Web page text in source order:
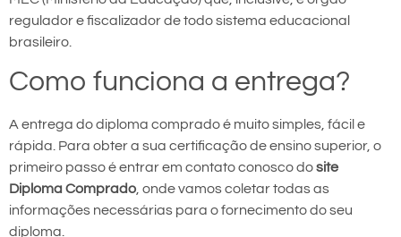
regulador e fiscalizador de todo sistema educacional
brasileiro.
Como funciona a entrega?
A entrega do diploma comprado é muito simples, fácil e
rápida. Para obter a sua certificação de ensino superior, o
primeiro passo é entrar em contato conosco dosite
Diploma Comprado, onde vamos coletar todas as
informações necessárias para o fornecimento do seu
diploma.